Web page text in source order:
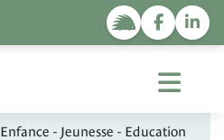
Enfance - Jeunesse - Education